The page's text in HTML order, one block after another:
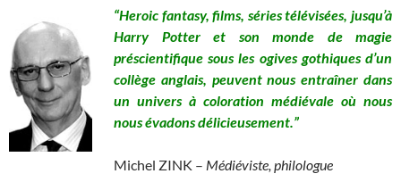
“Heroic fantasy, films, séries télévisées, jusqu’à
Harry Potter et son monde de magie
préscientifique sous les ogives gothiques d’un
collège anglais, peuvent nous entraîner dans
un univers à coloration médiévale où nous
nous évadons délicieusement.”
Michel ZINK – Médiéviste, philologue